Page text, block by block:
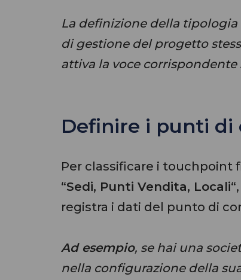
La definizione della
di gestione del progetto
attiva la voce
Definire i punti di
Per classificare i touchpoint
“Sedi, Punti Vendita, Locali
registra i dati del punto di
Ad esempio, se hai una
nella configurazione della